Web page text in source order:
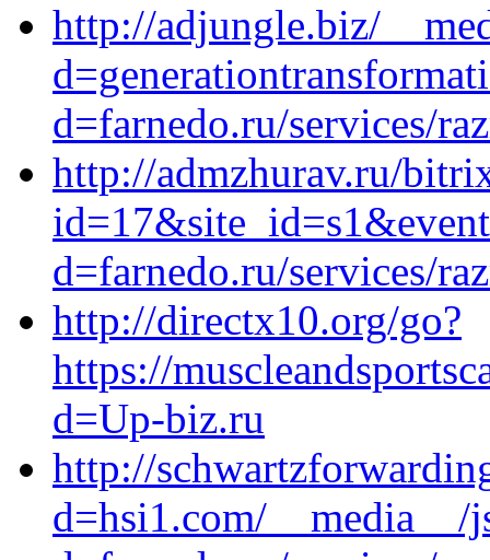
http://adjungle.biz/
d=farnedo.ru/services/
http://admzhurav.ru/
d=farnedo.ru/services/
http://directx10.org/go?
https://
d=Up-biz.ru
http://
d=hsi1.com/__media__/